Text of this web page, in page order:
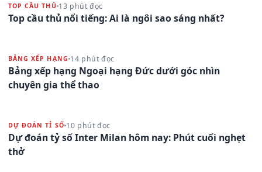
TOP CẦU THỦ 13 phút đọc
Top cầu thủ nổi tiếng: Ai là ngôi sao sáng nhất?
BẢNG XẾP HẠNG 14 phút đọc
Bảng xếp hạng Ngoại hạng Đức dưới góc nhìn
chuyên gia thể thao
DỰ ĐOÁN TỈ SỐ 10 phút đọc
Dự đoán tỷ số Inter Milan hôm nay: Phút cuối nghẹt
thở